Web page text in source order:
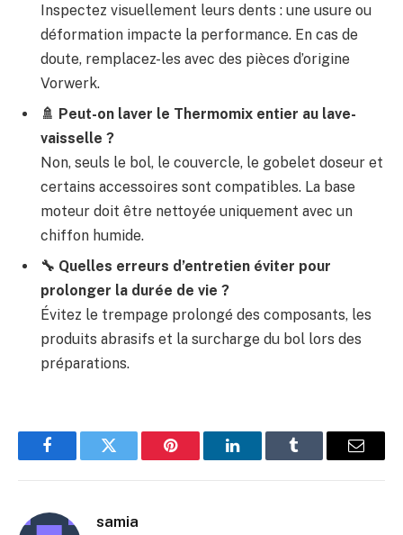
Inspectez visuellement leurs dents : une usure ou
déformation impacte la performance. En cas de
doute, remplacez-les avec des pièces d’origine
Vorwerk.
🚿 Peut-on laver le Thermomix entier au lave-
vaisselle ?
Non, seuls le bol, le couvercle, le gobelet doseur et
certains accessoires sont compatibles. La base
moteur doit être nettoyée uniquement avec un
chiffon humide.
🔧 Quelles erreurs d’entretien éviter pour
prolonger la durée de vie ?
Évitez le trempage prolongé des composants, les
produits abrasifs et la surcharge du bol lors des
préparations.
FacebookTwitter Pinterest LinkedInTumblr
E-
samia